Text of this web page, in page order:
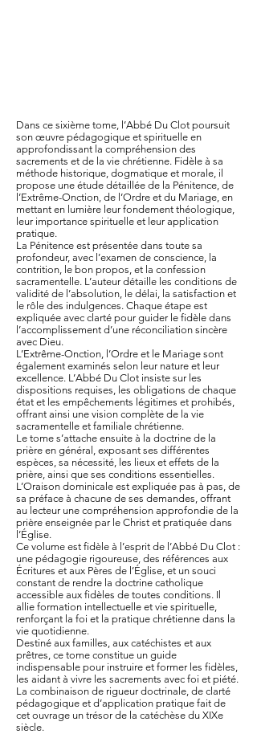
Dans ce sixième tome, l’Abbé Du Clot poursuit
son œuvre pédagogique et spirituelle en
approfondissant la compréhension des
sacrements et de la vie chrétienne. Fidèle à sa
méthode historique, dogmatique et morale, il
propose une étude détaillée de la Pénitence, de
l’Extrême-Onction, de l’Ordre et du Mariage, en
mettant en lumière leur fondement théologique,
leur importance spirituelle et leur application
pratique.
La Pénitence est présentée dans toute sa
profondeur, avec l’examen de conscience, la
contrition, le bon propos, et la confession
sacramentelle. L’auteur détaille les conditions de
validité de l’absolution, le délai, la satisfaction et
le rôle des indulgences. Chaque étape est
expliquée avec clarté pour guider le fidèle dans
l’accomplissement d’une réconciliation sincère
avec Dieu.
L’Extrême-Onction, l’Ordre et le Mariage sont
également examinés selon leur nature et leur
excellence. L’Abbé Du Clot insiste sur les
dispositions requises, les obligations de chaque
état et les empêchements légitimes et prohibés,
offrant ainsi une vision complète de la vie
sacramentelle et familiale chrétienne.
Le tome s’attache ensuite à la doctrine de la
prière en général, exposant ses différentes
espèces, sa nécessité, les lieux et effets de la
prière, ainsi que ses conditions essentielles.
L’Oraison dominicale est expliquée pas à pas, de
sa préface à chacune de ses demandes, offrant
au lecteur une compréhension approfondie de la
prière enseignée par le Christ et pratiquée dans
l’Église.
Ce volume est fidèle à l’esprit de l’Abbé Du Clot :
une pédagogie rigoureuse, des références aux
Écritures et aux Pères de l’Église, et un souci
constant de rendre la doctrine catholique
accessible aux fidèles de toutes conditions. Il
allie formation intellectuelle et vie spirituelle,
renforçant la foi et la pratique chrétienne dans la
vie quotidienne.
Destiné aux familles, aux catéchistes et aux
prêtres, ce tome constitue un guide
indispensable pour instruire et former les fidèles,
les aidant à vivre les sacrements avec foi et piété.
La combinaison de rigueur doctrinale, de clarté
pédagogique et d’application pratique fait de
cet ouvrage un trésor de la catéchèse du XIXe
siècle.